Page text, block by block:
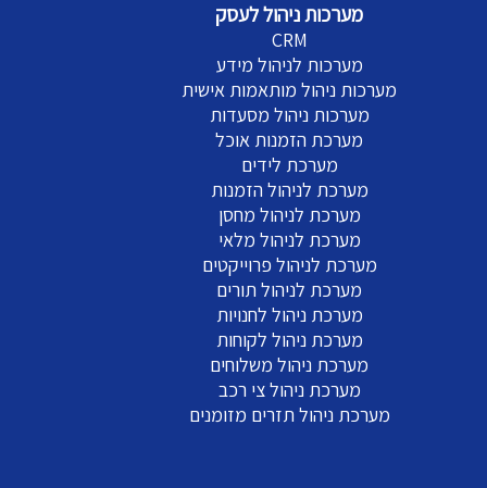
מערכות ניהול לעסק
CRM
מערכות לניהול מידע
מערכות ניהול מותאמות אישית
מערכות ניהול מסעדות
מערכת הזמנות אוכל
מערכת לידים
מערכת לניהול הזמנות
מערכת לניהול מחסן
מערכת לניהול מלאי
מערכת לניהול פרוייקטים
מערכת לניהול תורים
מערכת ניהול לחנויות
מערכת ניהול לקוחות
מערכת ניהול משלוחים
מערכת ניהול צי רכב
מערכת ניהול תזרים מזומנים